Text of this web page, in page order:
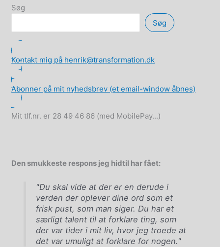
på
sjælefragmentation
fragmentation
Søg
Søg
Kontakt mig på henrik@transformation.dk
Abonner på mit nyhedsbrev (et email-window åbnes)
Mit tlf.nr. er 28 49 46 86 (med MobilePay...)
Den smukkeste respons jeg hidtil har fået:
"Du skal vide at der er en derude i
verden der oplever dine ord som et
frisk pust, som man siger. Du har et
særligt talent til at forklare ting, som
der var tider i mit liv, hvor jeg troede at
det var umuligt at forklare for nogen."